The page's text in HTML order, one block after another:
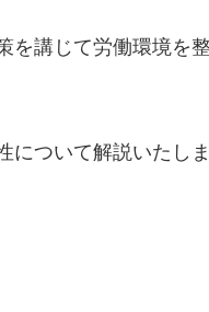
を講じて労働環境を
について解説いたし